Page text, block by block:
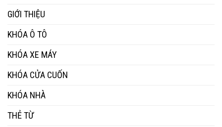
GIỚI THIỆU
KHÓA Ô TÔ
KHÓA XE MÁY
KHÓA CỬA CUỐN
KHÓA NHÀ
THẺ TỪ